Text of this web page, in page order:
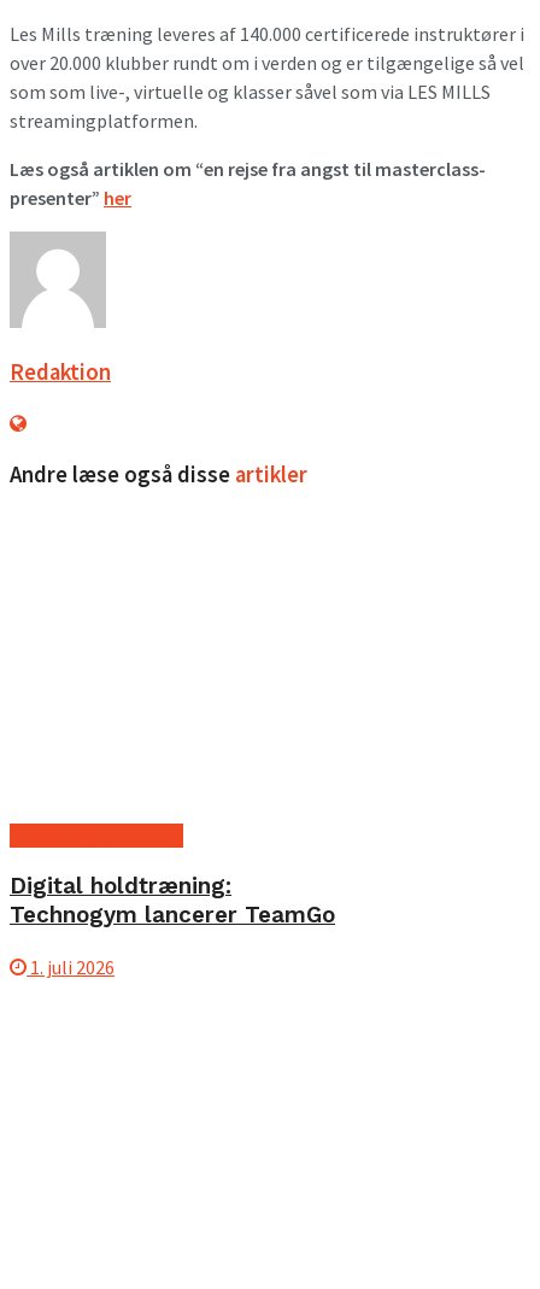
Les Mills træning leveres af 140.000 certificerede instruktører i
over 20.000 klubber rundt om i verden og er tilgængelige så vel
som som live-, virtuelle og klasser såvel som via LES MILLS
streamingplatformen.
Læs også artiklen om “en rejse fra angst til masterclass-
presenter” her
Redaktion
Andre læse også disse artikler
Digital holdtræning:
Technogym lancerer TeamGo
1. juli 2026